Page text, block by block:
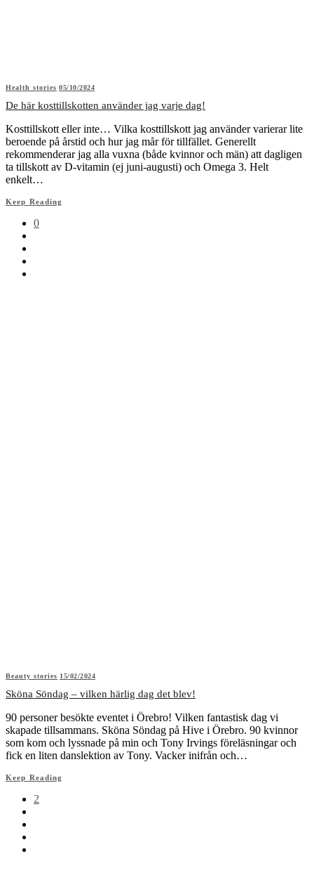
Health stories 05/10/2024
De här kosttillskotten använder jag varje dag!
Kosttillskott eller inte… Vilka kosttillskott jag använder varierar lite
beroende på årstid och hur jag mår för tillfället. Generellt
rekommenderar jag alla vuxna (både kvinnor och män) att dagligen
ta tillskott av D-vitamin (ej juni-augusti) och Omega 3. Helt
enkelt…
Keep Reading
0
Beauty stories 15/02/2024
Sköna Söndag – vilken härlig dag det blev!
90 personer besökte eventet i Örebro! Vilken fantastisk dag vi
skapade tillsammans. Sköna Söndag på Hive i Örebro. 90 kvinnor
som kom och lyssnade på min och Tony Irvings föreläsningar och
fick en liten danslektion av Tony. Vacker inifrån och…
Keep Reading
2